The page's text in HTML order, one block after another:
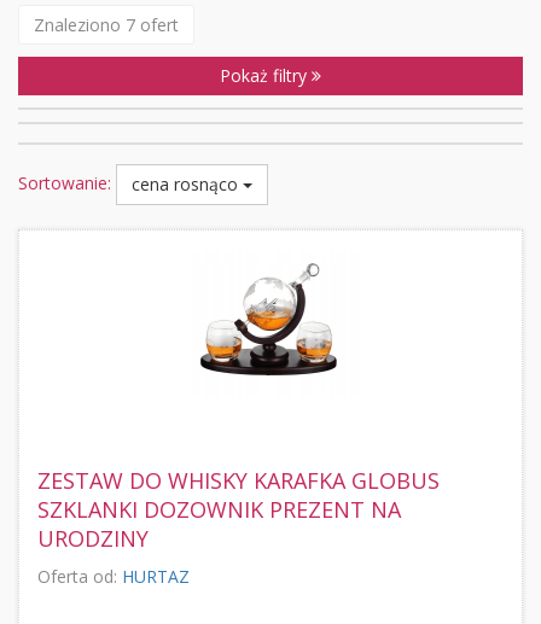
Znaleziono 7 ofert
Pokaż filtry
Sortowanie: cena rosnąco
ZESTAW DO WHISKY KARAFKA GLOBUS
SZKLANKI DOZOWNIK PREZENT NA
URODZINY
Oferta od: HURTAZ